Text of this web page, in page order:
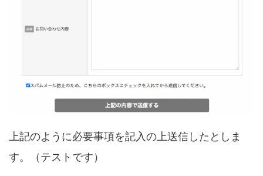
上記のように必要事項を記入の上送信したとしま
す。（テストです）